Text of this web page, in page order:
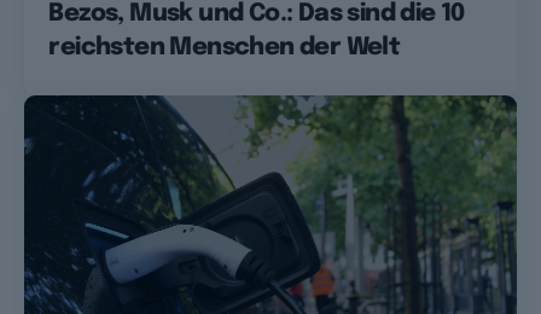
Bezos, Musk und Co.: Das sind die 10
reichsten Menschen der Welt